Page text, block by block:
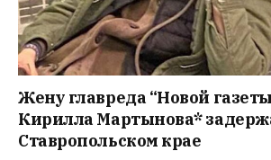
Жену главреда “Новой
Кирилла Мартынова*
Ставропольском крае